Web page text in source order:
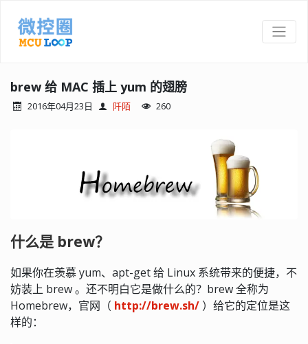
brew 给 MAC 插上 yum 的翅膀
2016年04月23日 阡陌 260
什么是 brew？
如果你在羡慕 yum、apt-get 给 Linux 系统带来的便捷，不
妨装上 brew 。还不明白它是做什么的？brew 全称为
Homebrew，官网（ http://brew.sh/ ）给它的定位是这
样的：